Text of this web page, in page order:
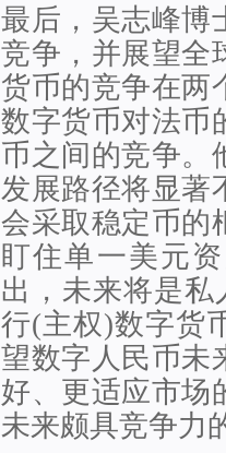
最后，吴志峰博
竞争，并展望全
货币的竞争在两
数字货币对法币
币之间的竞争。
发展路径将显著
会采取稳定币的
盯住单一美元
出，未来将是
行(主权)数字货
望数字人民币未
好、更适应市场
未来颇具竞争力